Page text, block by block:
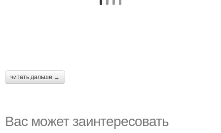
читать дальше →
Вас может заинтересовать